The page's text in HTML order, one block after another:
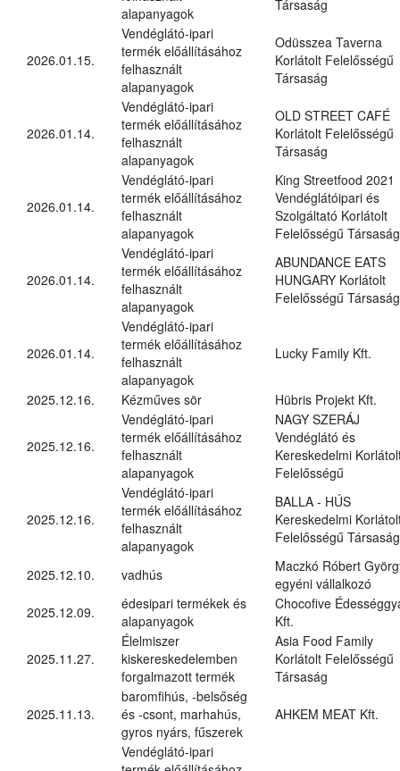
alapanyagok
Társaság
2026.01.15.
Vendéglátó-ipari
termék előállításához
felhasznált
alapanyagok
Odüsszea Taverna
Korlátolt Felelősségű
Társaság
2026.01.14.
Vendéglátó-ipari
termék előállításához
felhasznált
alapanyagok
OLD STREET CAFÉ
Korlátolt Felelősségű
Társaság
2026.01.14.
Vendéglátó-ipari
termék előállításához
felhasznált
alapanyagok
King Streetfood 2021
Vendéglátóipari és
Szolgáltató Korlátolt
Felelősségű Társaság
2026.01.14.
Vendéglátó-ipari
termék előállításához
felhasznált
alapanyagok
ABUNDANCE EATS
HUNGARY Korlátolt
Felelősségű Társaság
2026.01.14.
Vendéglátó-ipari
termék előállításához
felhasznált
alapanyagok
Lucky Family Kft.
2025.12.16. Kézműves sör Hübris Projekt Kft.
2025.12.16.
Vendéglátó-ipari
termék előállításához
felhasznált
alapanyagok
NAGY SZERÁJ
Vendéglátó és
Kereskedelmi
Felelősségű
2025.12.16.
Vendéglátó-ipari
termék előállításához
felhasznált
alapanyagok
BALLA - HÚS
Kereskedelmi
Felelősségű Társaság
2025.12.10. vadhús
Maczkó Róbert
egyéni vállalkozó
2025.12.09.
édesipari termékek és
alapanyagok
Chocofive
Kft.
2025.11.27.
Élelmiszer
kiskereskedelemben
forgalmazott termék
Asia Food Family
Korlátolt Felelősségű
Társaság
2025.11.13.
baromfihús, -belsőség
és -csont, marhahús,
gyros nyárs, fűszerek
AHKEM MEAT Kft.
Vendéglátó-ipari